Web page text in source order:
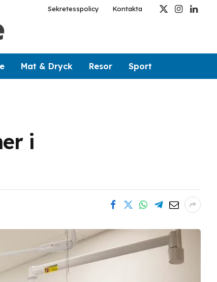
Sekretesspolicy Kontakta
X
Instagram
Mat & Dryck Resor Sport
i